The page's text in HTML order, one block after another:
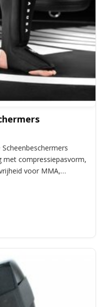
met compressiepasvorm,
voor MMA,